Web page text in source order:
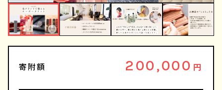
寄附額 200,000 円